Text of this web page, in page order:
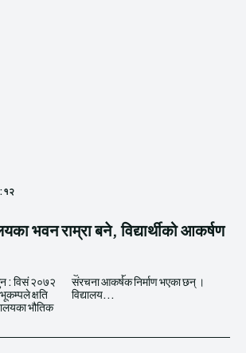
भवन राम्रा बने, विद्यार्थीको आकर्षण
: विसं २०७२
क्षति
भौतिक
भएका छन् ।
विद्यालय...